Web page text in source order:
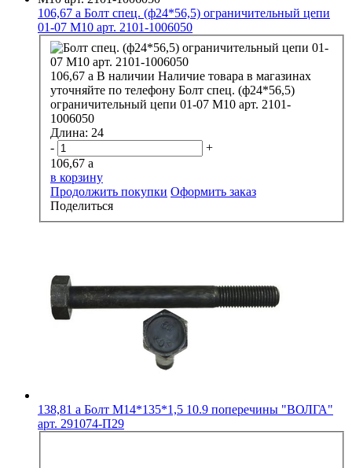
106,67 a Болт спец. (ф24*56,5) ограничительный цепи
01-07 М10 арт. 2101-1006050
106,67 a В наличии Наличие товара в магазинах
уточняйте по телефону Болт спец. (ф24*56,5)
ограничительный цепи 01-07 М10 арт. 2101-
1006050
Длина: 24
-
+
106,67 a
в корзину
Продолжить покупки Оформить заказ
Поделиться
138,81 a Болт М14*135*1,5 10.9 поперечины "ВОЛГА"
арт. 291074-П29